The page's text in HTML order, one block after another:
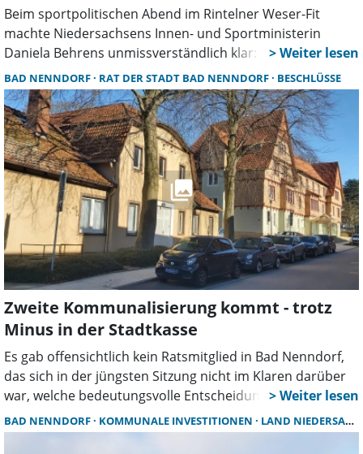
Beim sportpolitischen Abend im Rintelner Weser-Fit
machte Niedersachsens Innen- und Sportministerin
Daniela Behrens unmissverständlich klar: Sportvereine
sind viel mehr als nur Hallenböden und Waschbeton-
Umkleiden. Sie sind der soziale Klebstoff unseres Landes,
Motoren für Integration und die Keimzelle unserer
Demokratie.
BAD NENNDORF RAT DER STADT BAD NENNDORF BESCHLÜSSE
Zweite Kommunalisierung kommt - trotz
Minus in der Stadtkasse
Es gab offensichtlich kein Ratsmitglied in Bad Nenndorf,
das sich in der jüngsten Sitzung nicht im Klaren darüber
war, welche bedeutungsvolle Entscheidung sie zu treffen
hätten. Schließlich ging es um nichts Geringeres, als um
die zweite teilweise Übernahme des Staatsbades Bad
BAD NENNDORF KOMMUNALE INVESTITIONEN LAND NIEDERSACHSEN